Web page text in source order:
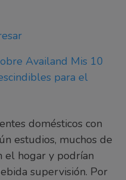
Availand Mis 10
para el
domésticos con
estudios, muchos de
el hogar y podrían
supervisión. Por